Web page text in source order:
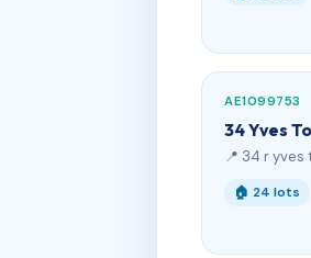
AE1099753
34 Yves
📍 34 r yves
🏠 24 lots